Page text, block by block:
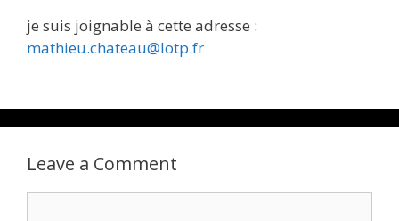
je suis joignable à cette adresse :
mathieu.chateau@lotp.fr
Leave a Comment